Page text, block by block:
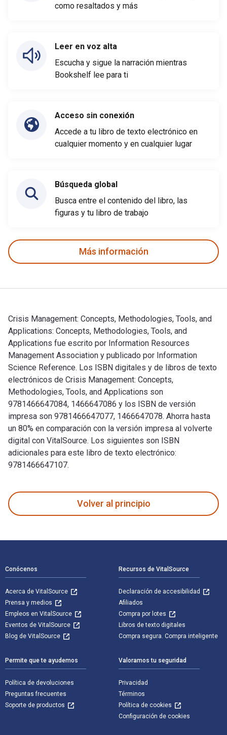
como resaltados y más
Leer en voz alta
Escucha y sigue la narración mientras
Bookshelf lee para ti
Acceso sin conexión
Accede a tu libro de texto electrónico en
cualquier momento y en cualquier lugar
Búsqueda global
Busca entre el contenido del libro, las
figuras y tu libro de trabajo
Más información
Crisis Management: Concepts, Methodologies, Tools, and
Applications: Concepts, Methodologies, Tools, and
Applications fue escrito por Information Resources
Management Association y publicado por Information
Science Reference. Los ISBN digitales y de libros de texto
electrónicos de Crisis Management: Concepts,
Methodologies, Tools, and Applications son
9781466647084, 1466647086 y los ISBN de versión
impresa son 9781466647077, 1466647078. Ahorra hasta
un 80% en comparación con la versión impresa al volverte
digital con VitalSource. Los siguientes son ISBN
adicionales para este libro de texto electrónico:
9781466647107.
Volver al principio
Conócenos
Acerca de VitalSource
Prensa y medios
Empleos en VitalSource
Eventos de VitalSource
Blog de VitalSource
Recursos de VitalSource
Declaración de accesibilidad
Afiliados
Compra por lotes
Libros de texto digitales
Compra segura. Compra inteligente
Permite que te ayudemos
Política de devoluciones
Preguntas frecuentes
Soporte de productos
Valoramos tu seguridad
Privacidad
Términos
Política de cookies
Configuración de cookies